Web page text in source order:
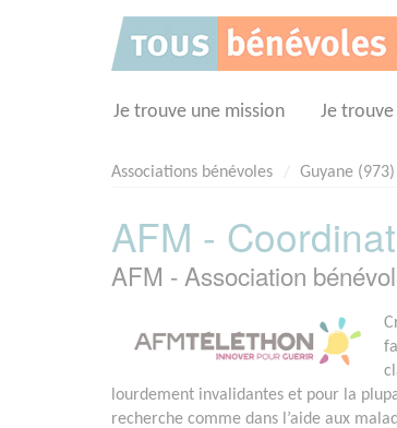
Je trouve une mission Je
Associations bénévoles Guyane (973)
AFM -
AFM - Association
lourdement invalidantes et pour la
recherche comme dans l’aide aux